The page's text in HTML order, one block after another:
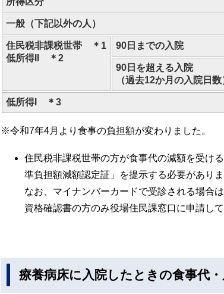
一般（下記以外の人）
住民税非課税世帯 ＊1
低所得II ＊2
90日までの入院
90日を超える入院
（過去12か月の入院日数
低所得I ＊3
※令和7年4月より食事の負担額が変わりました。
住民税非課税世帯の方が食事代の減額を受け
準負担額減額認定証」を提示する必要がありま
なお、マイナンバーカードで受診される場合
資格確認書の方のみ役場住民課窓口に申請して
療養病床に入院したときの食事代